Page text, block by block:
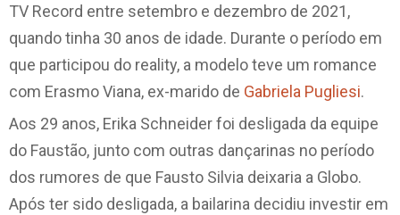
TV Record entre setembro e dezembro de 2021,
quando tinha 30 anos de idade. Durante o período em
que participou do reality, a modelo teve um romance
com Erasmo Viana, ex-marido de Gabriela Pugliesi.
Aos 29 anos, Erika Schneider foi desligada da equipe
do Faustão, junto com outras dançarinas no período
dos rumores de que Fausto Silvia deixaria a Globo.
Após ter sido desligada, a bailarina decidiu investir em